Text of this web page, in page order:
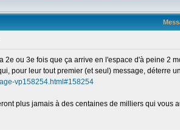
2e ou 3e fois que ça arrive en l'espace d'à peine 2
pour leur tout premier (et seul) message, déterre
vp158254.html#158254
plus jamais à des centaines de milliers qui vous